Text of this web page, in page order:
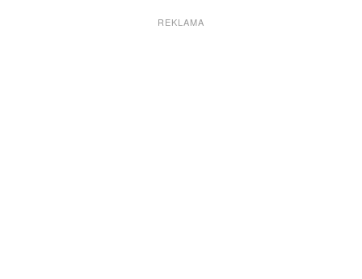
REKLAMA